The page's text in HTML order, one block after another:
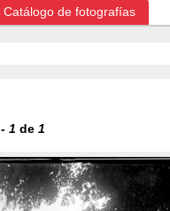
Catálogo de fotografías
- 1 de 1